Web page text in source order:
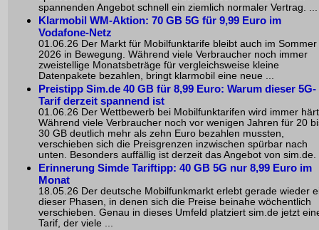
spannenden Angebot schnell ein ziemlich normaler Vertrag. ...
Klarmobil WM-Aktion: 70 GB 5G für 9,99 Euro im
Vodafone-Netz
01.06.26 Der Markt für Mobilfunktarife bleibt auch im Sommer
2026 in Bewegung. Während viele Verbraucher noch immer
zweistellige Monatsbeträge für vergleichsweise kleine
Datenpakete bezahlen, bringt klarmobil eine neue ...
Preistipp Sim.de 40 GB für 8,99 Euro: Warum dieser 5G-
Tarif derzeit spannend ist
01.06.26 Der Wettbewerb bei Mobilfunktarifen wird immer
Während viele Verbraucher noch vor wenigen Jahren für 20
30 GB deutlich mehr als zehn Euro bezahlen mussten,
verschieben sich die Preisgrenzen inzwischen spürbar nach
unten. Besonders auffällig ist derzeit das Angebot von sim.de.
Erinnerung Simde Tariftipp: 40 GB 5G nur 8,99 Euro im
Monat
18.05.26 Der deutsche Mobilfunkmarkt erlebt gerade wieder
dieser Phasen, in denen sich die Preise beinahe wöchentlich
verschieben. Genau in dieses Umfeld platziert sim.de jetzt
Tarif, der viele ...